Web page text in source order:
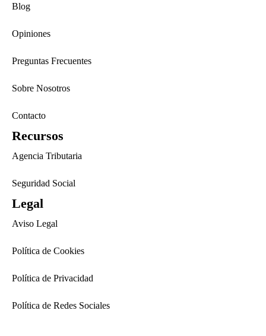
Blog
Opiniones
Preguntas Frecuentes
Sobre Nosotros
Contacto
Recursos
Agencia Tributaria
Seguridad Social
Legal
Aviso Legal
Política de Cookies
Política de Privacidad
Política de Redes Sociales